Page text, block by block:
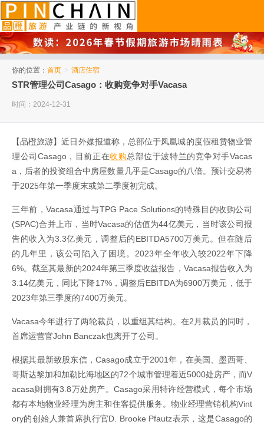
你的位置： 首页 > 酒店住宿
STR管理公司Casago：收购竞争对手Vacasa
时间：2024-12-31
【品橙旅游】近日外媒报道称，总部位于凤凰城的度假租赁物业管
理公司Casago，目前正在收购总部位于波特兰的竞争对手Vacas
a，后者的投资组合中房屋数量几乎是Casago的八倍。预计交易将
于2025年第一季度末或第二季度初完成。
三年前，Vacasa通过与TPG Pace Solutions的特殊目的收购公司
(SPAC)合并上市，当时Vacasa的估值为44亿美元，当时该公司报
告的收入为3.3亿美元，调整后的EBITDA5700万美元。但在随后
的几年里，该公司陷入了困境。2023年全年收入较2022年下降
6%。截至其最新的2024年第三季度收益报告，Vacasa报告收入为
3.14亿美元，同比下降17%，调整后EBITDA为6900万美元，低于
2023年第三季度的7400万美元。
Vacasa今年进行了两轮裁员，以重组其结构。在2月裁员的同时，
首席运营官John Banczak也离开了公司。
根据其最新致股东信，Casago成立于2001年，在美国、墨西哥、
哥斯达黎加和加勒比海地区的72个城市管理着近5000处房产，而V
acasa则拥有3.8万处房产。Casago采用特许经营模式，每个市场
都有本地物业经理为房主和住客提供服务。物业经理营销机构Vint
ory的创始人兼首席执行官D. Brooke Pfautz表示，这是Casago的